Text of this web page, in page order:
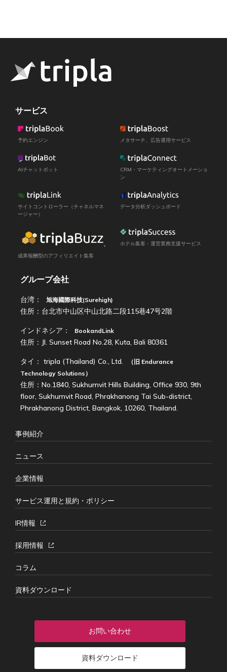
サービス
予約エンジン メタサーチ、広告運用サービス
AIチャットボット
CRM・マーケティングオートメーショ
ン
サイトコントローラー（チャネルマネ
ージャー）
データ分析ダッシュボード
成果報酬型のアフィリエイト集客
ホテル集客・運営業務支援サービス
グループ会社
台湾： 旭海國際科技(Surehigh)
住所：台北市中山区中山北路二段115巷47号2階
インドネシア： BookandLink
住所：Jl. Sunset Road No.28, Kuta, Bali 80361
タイ： tripla (Thailand) Co., Ltd. （旧 Endurance
Technology Solutions ）
住所：No.1840, Sukhumvit Hills Building, Office 930, 9th
floor, Sukhumvit Road, Phrakhanong Tai Sub-district,
Phrakhanong District, Bangkok, 10260, Thailand.
事例紹介
ニュース
企業情報
サービス運用と規約・ポリシー
IR情報
採用情報
コラム
資料ダウンロード
お問い合わせ
資料ダウンロード